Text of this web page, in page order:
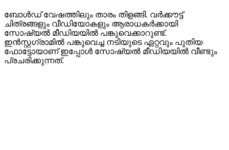
ബോൾഡ് വേഷത്തിലും താരം തിളങ്ങി. വർക്കൗട്ട്
ചിത്രങ്ങളും വീഡിയോകളും ആരാധകർക്കായി
സോഷ്യൽ മീഡിയയിൽ പങ്കുവെക്കാറുണ്ട്.
ഇൻസ്റ്റഗ്രാമിൽ പങ്കുവെച്ച നടിയുടെ ഏറ്റവും പുതിയ
ഫോട്ടോയാണ് ഇപ്പോൾ സോഷ്യൽ മീഡിയയിൽ വീണ്ടും
പ്രചരിക്കുന്നത്.